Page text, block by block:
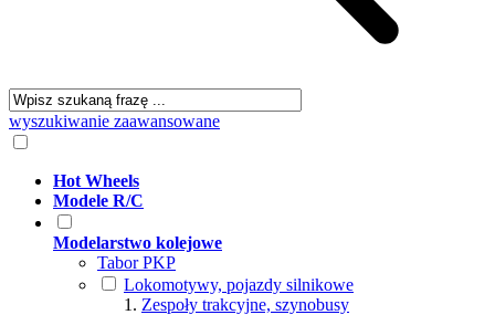
wyszukiwanie zaawansowane
Hot Wheels
Modele R/C
Modelarstwo kolejowe
Tabor PKP
Lokomotywy, pojazdy silnikowe
Zespoły trakcyjne, szynobusy